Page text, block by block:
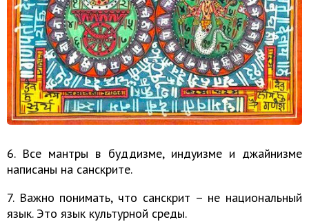
6. Все мантры в буддизме, индуизме и джайнизме
написаны на санскрите.
7. Важно понимать, что санскрит – не национальный
язык. Это язык культурной среды.